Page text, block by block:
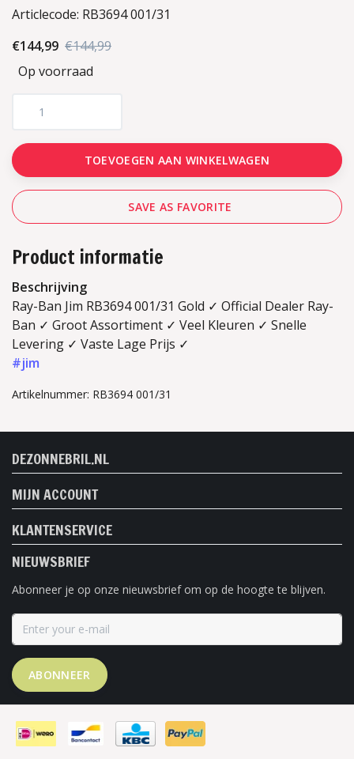
Articlecode: RB3694 001/31
€144,99 €144,99
Op voorraad
TOEVOEGEN AAN WINKELWAGEN
SAVE AS FAVORITE
Product informatie
Beschrijving
Ray-Ban Jim RB3694 001/31 Gold ✓ Official Dealer Ray-
Ban ✓ Groot Assortiment ✓ Veel Kleuren ✓ Snelle
Levering ✓ Vaste Lage Prijs ✓
#jim
Artikelnummer: RB3694 001/31
DEZONNEBRIL.NL
MIJN ACCOUNT
KLANTENSERVICE
NIEUWSBRIEF
Abonneer je op onze nieuwsbrief om op de hoogte te blijven.
ABONNEER